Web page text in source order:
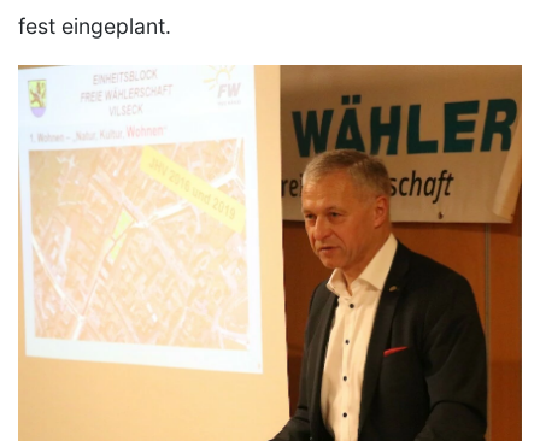
fest eingeplant.